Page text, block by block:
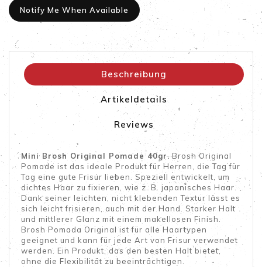
Notify Me When Available
Beschreibung
Artikeldetails
Reviews
Mini Brosh Original Pomade 40gr.Brosh Original
Pomade ist das ideale Produkt für Herren, die Tag für
Tag eine gute Frisur lieben. Speziell entwickelt, um
dichtes Haar zu fixieren, wie z. B. japanisches Haar.
Dank seiner leichten, nicht klebenden Textur lässt es
sich leicht frisieren, auch mit der Hand. Starker Halt
und mittlerer Glanz mit einem makellosen Finish.
Brosh Pomada Original ist für alle Haartypen
geeignet und kann für jede Art von Frisur verwendet
werden. Ein Produkt, das den besten Halt bietet,
ohne die Flexibilität zu beeinträchtigen.